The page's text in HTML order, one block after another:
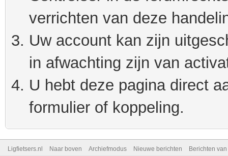
verrichten van deze
Uw account kan zijn
in afwachting zijn van
U hebt deze pagina direct
formulier of koppeling.
Ligfietsers.nl Naar boven Archiefmodus Nieuwe berichten Berichten